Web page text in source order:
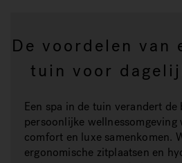
De voordelen van
tuin voor
Een spa in de tuin verandert
persoonlijke wellnessomgeving
comfort en luxe samenkomen.
ergonomische zitplaatsen en